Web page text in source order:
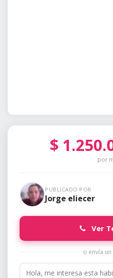
$
por
PUBLICADO POR
Jorge eliecer
Ver
o envía